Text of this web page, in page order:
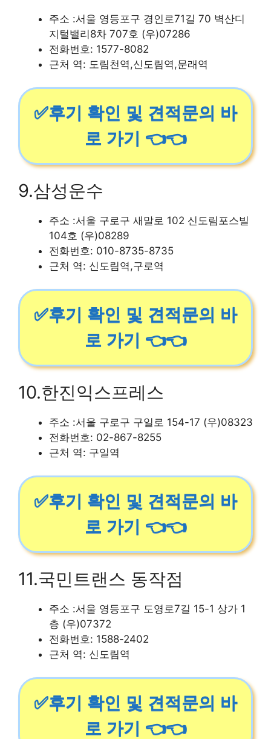
주소 :서울 영등포구 경인로71길 70 벽산디
지털밸리8차 707호 (우)07286
전화번호: 1577-8082
근처 역: 도림천역,신도림역,문래역
✅후기 확인 및 견적문의 바
로 가기 👈👈
9.삼성운수
주소 :서울 구로구 새말로 102 신도림포스빌
104호 (우)08289
전화번호: 010-8735-8735
근처 역: 신도림역,구로역
✅후기 확인 및 견적문의 바
로 가기 👈👈
10.한진익스프레스
주소 :서울 구로구 구일로 154-17 (우)08323
전화번호: 02-867-8255
근처 역: 구일역
✅후기 확인 및 견적문의 바
로 가기 👈👈
11.국민트랜스 동작점
주소 :서울 영등포구 도영로7길 15-1 상가 1
층 (우)07372
전화번호: 1588-2402
근처 역: 신도림역
✅후기 확인 및 견적문의 바
로 가기 👈👈